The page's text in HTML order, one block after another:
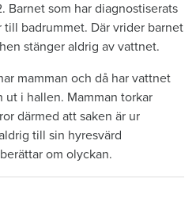
Barnet som har diagnostiserats
till badrummet. Där vrider barnet
stänger aldrig av vattnet.
mamman och då har vattnet
i hallen. Mamman torkar
därmed att saken är ur
till sin hyresvärd
om olyckan.